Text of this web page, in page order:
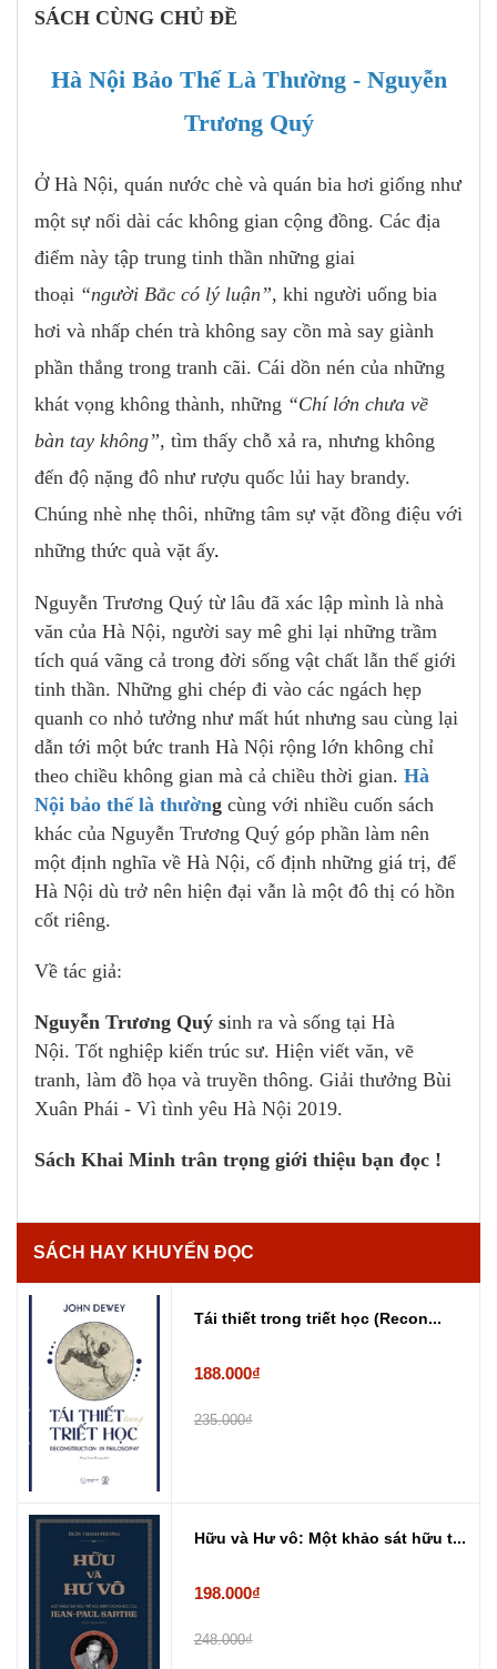
SÁCH CÙNG CHỦ ĐỀ
Hà Nội Bảo Thế Là Thường - Nguyễn
Trương Quý
Ở Hà Nội, quán nước chè và quán bia hơi giống như
một sự nối dài các không gian cộng đồng. Các địa
điểm này tập trung tinh thần những giai
thoại “người Bắc có lý luận”, khi người uống bia
hơi và nhấp chén trà không say cồn mà say giành
phần thắng trong tranh cãi. Cái dồn nén của những
khát vọng không thành, những “Chí lớn chưa về
bàn tay không”, tìm thấy chỗ xả ra, nhưng không
đến độ nặng đô như rượu quốc lủi hay brandy.
Chúng nhè nhẹ thôi, những tâm sự vặt đồng điệu với
những thức quà vặt ấy.
Nguyễn Trương Quý từ lâu đã xác lập mình là nhà
văn của Hà Nội, người say mê ghi lại những trầm
tích quá vãng cả trong đời sống vật chất lẫn thế giới
tinh thần. Những ghi chép đi vào các ngách hẹp
quanh co nhỏ tưởng như mất hút nhưng sau cùng lại
dẫn tới một bức tranh Hà Nội rộng lớn không chỉ
theo chiều không gian mà cả chiều thời gian. Hà
Nội bảo thế là thường cùng với nhiều cuốn sách
khác của Nguyễn Trương Quý góp phần làm nên
một định nghĩa về Hà Nội, cố định những giá trị, để
Hà Nội dù trở nên hiện đại vẫn là một đô thị có hồn
cốt riêng.
Về tác giả:
Nguyễn Trương Quý sinh ra và sống tại Hà
Nội. Tốt nghiệp kiến trúc sư. Hiện viết văn, vẽ
tranh, làm đồ họa và truyền thông. Giải thưởng Bùi
Xuân Phái - Vì tình yêu Hà Nội 2019.
Sách Khai Minh trân trọng giới thiệu bạn đọc !
SÁCH HAY KHUYẾN ĐỌC
Tái thiết trong triết học (Recon...
188.000₫
235.000₫
Hữu và Hư vô: Một khảo sát hữu t...
198.000₫
248.000₫